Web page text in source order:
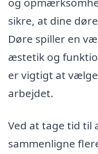
sikre, at dine
Døre spiller en
æstetik og
er vigtigt at
arbejdet.
Ved at tage tid til
sammenligne